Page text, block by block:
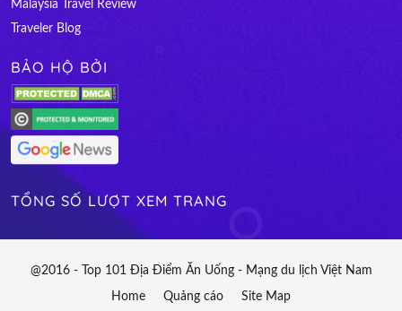
Malaysia Travel Review
Traveler Blog
BẢO HỘ BỞI
TỔNG SỐ LƯỢT XEM TRANG
@2016 - Top 101 Địa Điểm Ăn Uống - Mạng du lịch Việt Nam
Home Quảng cáo Site Map